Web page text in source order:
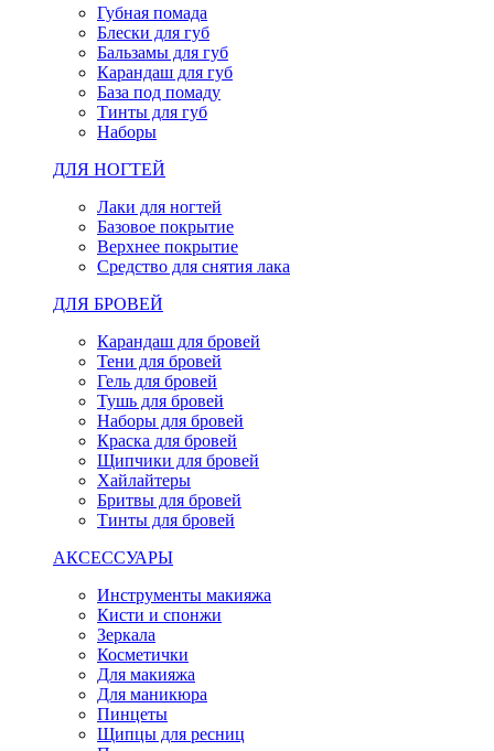
Губная помада
Блески для губ
Бальзамы для губ
Карандаш для губ
База под помаду
Тинты для губ
Наборы
ДЛЯ НОГТЕЙ
Лаки для ногтей
Базовое покрытие
Верхнее покрытие
Средство для снятия лака
ДЛЯ БРОВЕЙ
Карандаш для бровей
Тени для бровей
Гель для бровей
Тушь для бровей
Наборы для бровей
Краска для бровей
Щипчики для бровей
Хайлайтеры
Бритвы для бровей
Тинты для бровей
АКСЕССУАРЫ
Инструменты макияжа
Кисти и спонжи
Зеркала
Косметички
Для макияжа
Для маникюра
Пинцеты
Щипцы для ресниц